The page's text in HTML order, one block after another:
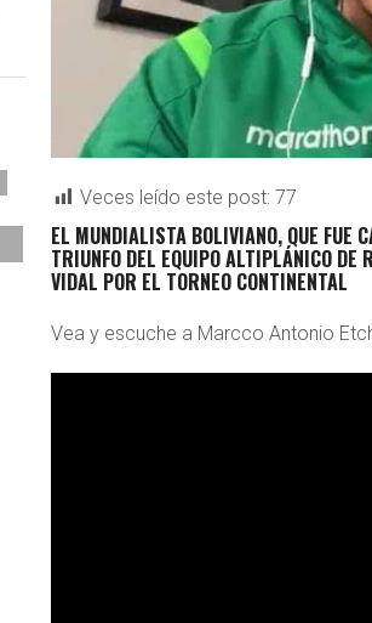
Veces leído este post: 77
EL MUNDIALISTA BOLIVIANO, QUE FUE
TRIUNFO DEL EQUIPO ALTIPLÁNICO DE
VIDAL POR EL TORNEO CONTINENTAL
Vea y escuche a Marcco Antonio